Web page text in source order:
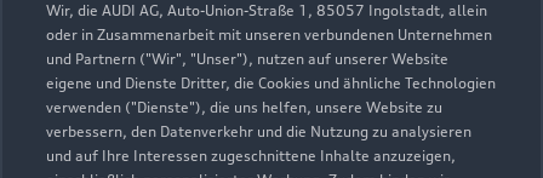
Wir, die AUDI AG, Auto-Union-Straße 1, 85057 Ingolstadt, allein
oder in Zusammenarbeit mit unseren verbundenen Unternehmen
und Partnern ("Wir", "Unser"), nutzen auf unserer Website
eigene und Dienste Dritter, die Cookies und ähnliche Technologien
verwenden ("Dienste"), die uns helfen, unsere Website zu
verbessern, den Datenverkehr und die Nutzung zu analysieren
und auf Ihre Interessen zugeschnittene Inhalte anzuzeigen,
* Die Auszeichnung Audi Top Service Partner
2025 wurde von der AUDI AG unter Ausschluss
Dritter nach festgelegten Kriterien an
ausgewählte Audi Partnerunternehmen vergeben.
Hierzu zählen überdurchschnittliche Leistungen